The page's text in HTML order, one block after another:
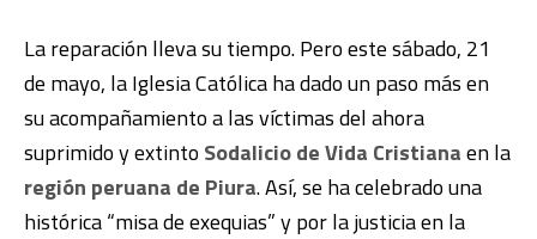
La reparación lleva su tiempo. Pero este sábado, 21
de mayo, la Iglesia Católica ha dado un paso más en
su acompañamiento a las víctimas del ahora
suprimido y extinto Sodalicio de Vida Cristianaen la
región peruana de Piura. Así, se ha celebrado una
histórica “misa de exequias” y por la justicia en la